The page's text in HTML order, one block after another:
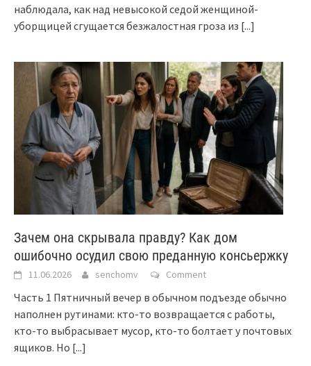
наблюдала, как над невысокой седой женщиной-
уборщицей сгущается безжалостная гроза из [...]
Зачем она скрывала правду? Как дом
ошибочно осудил свою преданную консьержку
11.06.2026 senchomv Comment
Часть 1 Пятничный вечер в обычном подъезде обычно
наполнен рутинами: кто-то возвращается с работы,
кто-то выбрасывает мусор, кто-то болтает у почтовых
ящиков. Но [...]